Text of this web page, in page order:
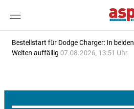
Bestellstart für Dodge Charger: In beiden
Welten auffällig 07.08.2026, 13:51 Uhr